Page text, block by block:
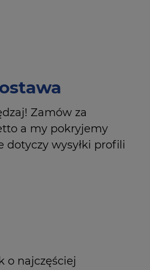
Zamów za
a my pokryjemy
dotyczy wysyłki profili
o najczęściej